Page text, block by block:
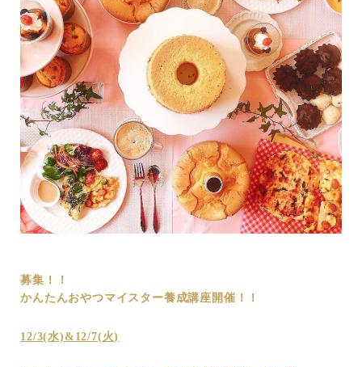
募集！！
かんたんおやつマイスター養成講座開催！！
12/3(水)&12/7(火)